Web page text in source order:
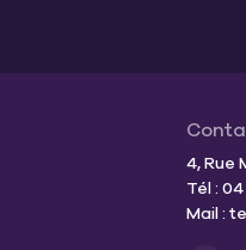
4, Rue
Tél :
Mail :